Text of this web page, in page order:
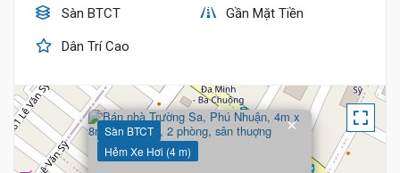
Sàn BTCT Gần Mặt Tiền
Dân Trí Cao
Sàn BTCT
Hẻm Xe Hơi (4 m)
×